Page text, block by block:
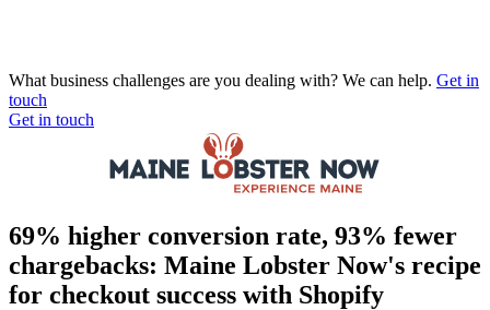
What business challenges are you dealing with? We can help. Get in
touch
Get in touch
69% higher conversion rate, 93% fewer
chargebacks: Maine Lobster Now's recipe
for checkout success with Shopify